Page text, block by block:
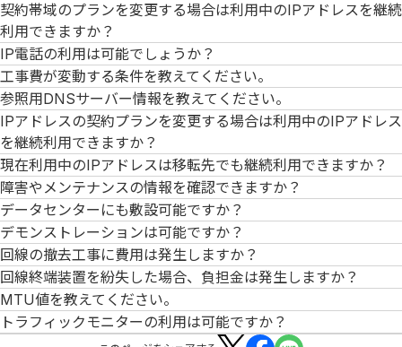
契約帯域のプランを変更する場合は利用中のIPアドレスを継続
利用できますか？
IP電話の利用は可能でしょうか？
工事費が変動する条件を教えてください。
参照用DNSサーバー情報を教えてください。
IPアドレスの契約プランを変更する場合は利用中のIPアドレス
を継続利用できますか？
現在利用中のIPアドレスは移転先でも継続利用できますか？
障害やメンテナンスの情報を確認できますか？
データセンターにも敷設可能ですか？
デモンストレーションは可能ですか？
回線の撤去工事に費用は発生しますか？
回線終端装置を紛失した場合、負担金は発生しますか？
MTU値を教えてください。
トラフィックモニターの利用は可能ですか？